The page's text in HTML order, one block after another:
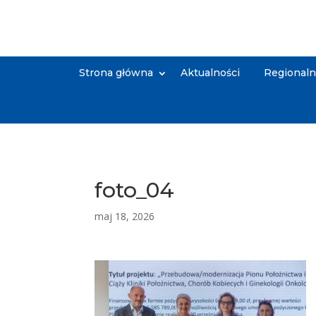
Strona główna Aktualności
foto_04
maj 18, 2026